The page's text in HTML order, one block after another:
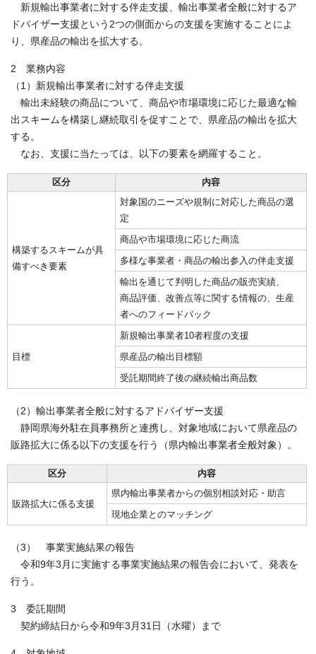
新規輸出事業者に対する伴走支援、輸出事業者全般に対するア
ドバイザー支援という2つの側面からの支援を実施することによ
り、県産品の輸出を拡大する。
2 業務内容
（1）新規輸出事業者に対する伴走支援
輸出未経験の商品について、商品や市場環境に応じた最適な輸
出スキームを構築し継続取引を促すことで、県産品の輸出を拡大
する。
なお、支援に当たっては、以下の要素を網羅すること。
区分 内容
構築するスキームが具
備すべき要素
対象国のニーズや規制に対応した商品の選
定
商品や市場環境に応じた商流
多様な事業者・商品の輸出参入の伴走支援
輸出を通じて判明した商品の販売実績、
商品評価、改善点等に関する情報の、生産
者へのフィードバック
目標
新規輸出事業者10者程度の支援
県産品の輸出目標額
受託期間終了後の継続輸出商品数
（2）輸出事業者全般に対するアドバイザー支援
静岡県海外駐在員事務所と連携し、対象地域において県産品の
販路拡大に係る以下の支援を行う（県内輸出事業者全般対象）。
区分 内容
販路拡大に係る支援
県内輸出事業者からの個別相談対応・助言
現地企業とのマッチング
（3） 事業実施結果の報告
令和9年3月に実施する事業実施結果の報告会において、発表を
行う。
3 委託期間
契約締結日から令和9年3月31日（水曜）まで